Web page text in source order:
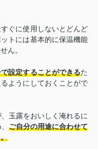
ぐに使用しないとどんど
トには基本的に保温機能
ん。
設定することができるた
ようにしておくことがで
玉露をおいしく淹れるに
ご自分の用途に合わせて